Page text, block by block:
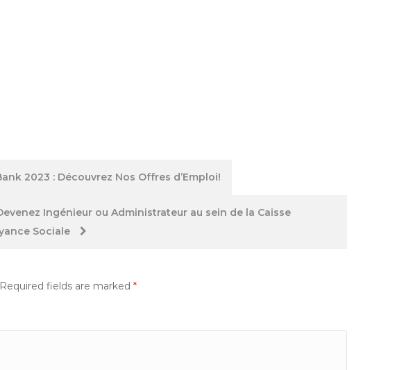
2023 : Découvrez Nos Offres d’Emploi!
Ingénieur ou Administrateur au sein de la Caisse
Sociale
Required fields are marked *